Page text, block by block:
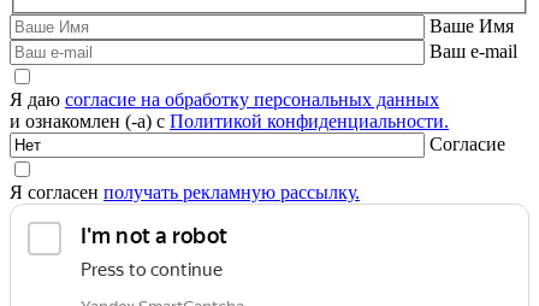
Ваше Имя
Ваш e-mail
Я даю согласие на обработку персональных данных
и ознакомлен (-а) с Политикой конфиденциальности.
Согласие
Я согласен получать рекламную рассылку.